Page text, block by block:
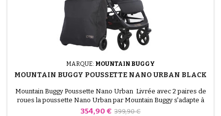
MARQUE: MOUNTAIN BUGGY
MOUNTAIN BUGGY POUSSETTE NANO URBAN BLACK
Mountain Buggy Poussette Nano Urban Livrée avec 2 paires de
roues la poussette Nano Urban par Mountain Buggy s'adapte à
toutes les familles et à toutes les occasions : grandes roues tout-
Prix
354,90 € Prix
399,90 €